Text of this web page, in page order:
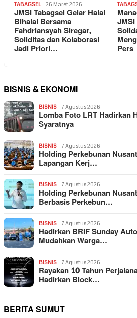
TABAGSEL 26 Maret 2026
JMSI Tabagsel Gelar Halal
Bihalal Bersama
Fahdriansyah Siregar,
Soliditas dan Kolaborasi
Jadi Priori… Pers
BISNIS & EKONOMI
BISNIS 7 Agustus 2026
Lomba Foto LRT Hadirkan
Syaratnya
BISNIS 7 Agustus 2026
Holding Perkebunan
Lapangan Kerj…
BISNIS 7 Agustus 2026
Holding Perkebunan
Berbasis Perkebun…
BISNIS 7 Agustus 2026
Hadirkan BRIF Sunday
Mudahkan Warga…
BISNIS 7 Agustus 2026
Rayakan 10 Tahun
Hadirkan Block…
BERITA SUMUT